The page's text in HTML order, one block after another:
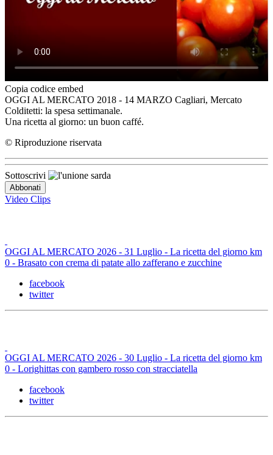
Copia codice embed
OGGI AL MERCATO 2018 - 14 MARZO Cagliari, Mercato
Colditetti: la spesa settimanale.
Una ricetta al giorno: un buon caffé.
© Riproduzione riservata
Sottoscrivi
Video Clips
OGGI AL MERCATO 2026 - 31 Luglio - La ricetta del giorno km
0 - Brasato con crema di patate allo zafferano e zucchine
facebook
twitter
OGGI AL MERCATO 2026 - 30 Luglio - La ricetta del giorno km
0 - Lorighittas con gambero rosso con stracciatella
facebook
twitter